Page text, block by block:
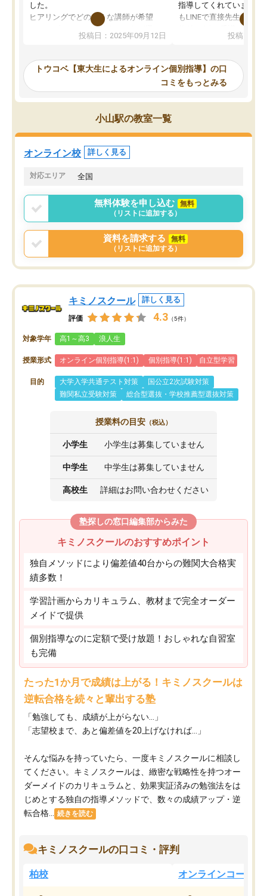
した。
ヒアリングでどのような講師が希望
か、オプションは付帯するかなど選ぶ
事が出来ました。
ーティングを行い、その講師で良いか
見てから講師を決定する事ができま
す。
うちの子は、初回面談の講師の方で決
オンラインツールを使用した単語帳の
共有があり宿題もそちらで出される形
でした。
言う事で講師変更の申し出があり、あ
まりに短期での変更だった為、塾に通
う事にして退会しました。遅れも取り
戻せ、授業内容や講師の方は良かった
と思います。
投稿日：2025年09月12日
指導してくれています。
もLINEで直接先生に質問
めれるので、個人に合
いなのがあり(有料)、受
ことをどんなスケジュー
くか相談したのですが、
ち期待したものではなく
くなってきたようなので
投稿日：
トウコベ【東大生によるオンライン個別指導】の口
コミをもっとみる
小山駅の教室一覧
オンライン校 詳しく見る
対応エリア 全国
無料体験を申し込む
無料
（リストに追加する）
資料を請求する
無料
（リストに追加する）
キミノスクール 詳しく見る
評価 4.3 （5件）
対象学年 高1～高3 浪人生
授業形式 オンライン個別指導(1:1) 個別指導(1:1) 自立型学習
目的 大学入学共通テスト対策
国公立2次試験対策
難関私立受験対策
総合型選抜・学校推薦型選抜対策
授業料の目安 （税込）
小学生 小学生は募集していません
中学生 中学生は募集していません
高校生 詳細はお問い合わせください
塾探しの窓口編集部からみた
キミノスクールのおすすめポイント
独自メソッドにより偏差値40台からの難関大合格実
績多数！
学習計画からカリキュラム、教材まで完全オーダー
メイドで提供
個別指導なのに定額で受け放題！おしゃれな自習室
も完備
たった1か月で成績は上がる！キミノスクールは
逆転合格を続々と輩出する塾
「勉強しても、成績が上がらない…」
「志望校まで、あと偏差値を20上げなければ…」
そんな悩みを持っていたら、一度キミノスクールに相談し
てください。キミノスクールは、緻密な戦略性を持つオー
ダーメイドのカリキュラムと、効果実証済みの勉強法をは
じめとする独自の指導メソッドで、数々の成績アップ・逆
転合格...
続きを読む
キミノスクールの口コミ・評判
柏校 オンラインコース